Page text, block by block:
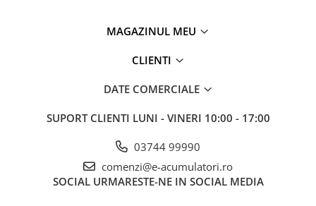
Dulapuri pentru cablare
Laptop & PC accesorii, baterii,
Cablu de date si Adaptoare
Solutii solare portabile
MAGAZINUL MEU
CLIENTI
DATE COMERCIALE
SUPORT CLIENTI LUNI - VINERI 10:00 - 17:00
03744 99990
comenzi@e-acumulatori.ro
SOCIAL URMARESTE-NE IN SOCIAL MEDIA